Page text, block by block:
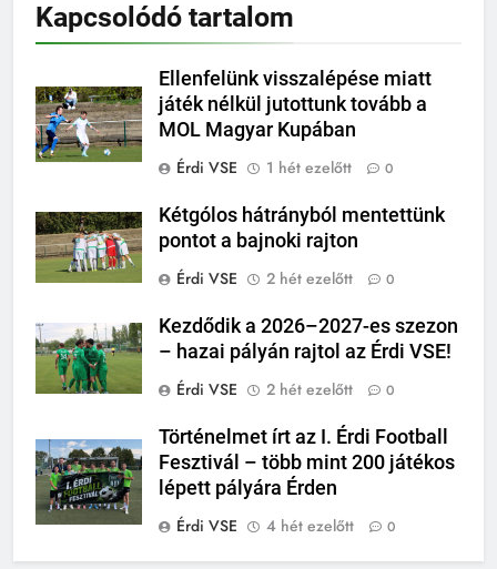
Kapcsolódó tartalom
Ellenfelünk visszalépése miatt
játék nélkül jutottunk tovább a
MOL Magyar Kupában
Érdi VSE
1 hét ezelőtt 0
Kétgólos hátrányból mentettünk
pontot a bajnoki rajton
Érdi VSE
2 hét ezelőtt 0
Kezdődik a 2026–2027-es szezon
– hazai pályán rajtol az Érdi VSE!
Érdi VSE
2 hét ezelőtt 0
Történelmet írt az I. Érdi Football
Fesztivál – több mint 200 játékos
lépett pályára Érden
Érdi VSE
4 hét ezelőtt 0